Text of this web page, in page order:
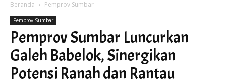
Beranda Pemprov Sumbar
Pemprov Sumbar
Pemprov Sumbar Luncurkan
Galeh Babelok, Sinergikan
Potensi Ranah dan Rantau